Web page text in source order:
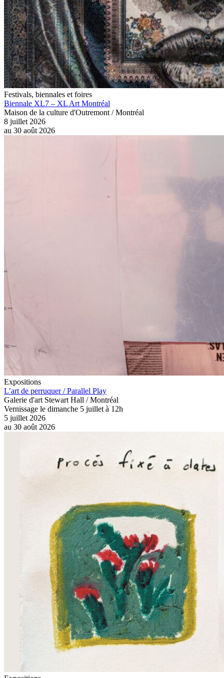
Festivals, biennales et foires
Biennale XL7 – XL Art Montréal
Maison de la culture d'Outremont / Montréal
8 juillet 2026
au 30 août 2026
Expositions
L’art de perruquer / Parallel Play
Galerie d'art Stewart Hall / Montréal
Vernissage le dimanche 5 juillet à 12h
5 juillet 2026
au 30 août 2026